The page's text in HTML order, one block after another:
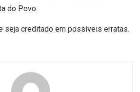
do Povo.
seja creditado em possíveis erratas.